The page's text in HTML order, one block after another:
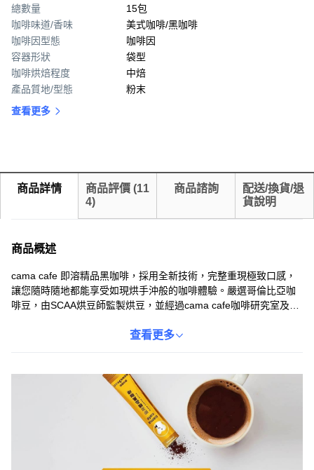
總數量
15包
咖啡味道/香味
美式咖啡/黑咖啡
咖啡因型態
咖啡因
容器形狀
袋型
咖啡烘焙程度
中焙
產品質地/型態
粉末
查看更多
商品詳情 商品評價 (11
4)
商品諮詢
配送/換貨/退
貨說明
商品概述
cama cafe 即溶精品黑咖啡，採用全新技術，完整重現極致口感，
讓您隨時隨地都能享受如現烘手沖般的咖啡體驗。嚴選哥倫比亞咖
啡豆，由SCAA烘豆師監製烘豆，並經過cama cafe咖啡研究室及六
術完整保留咖啡的芳醇，無論是熱沖或冷泡，都能品嚐到精品咖啡
查看更多